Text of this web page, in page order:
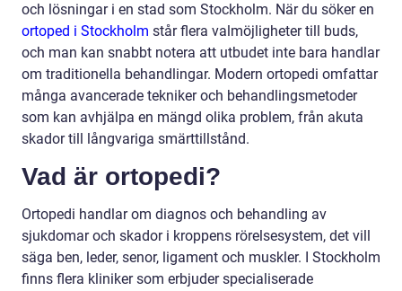
och lösningar i en stad som Stockholm. När du söker en
ortoped i Stockholm står flera valmöjligheter till buds,
och man kan snabbt notera att utbudet inte bara handlar
om traditionella behandlingar. Modern ortopedi omfattar
många avancerade tekniker och behandlingsmetoder
som kan avhjälpa en mängd olika problem, från akuta
skador till långvariga smärttillstånd.
Vad är ortopedi?
Ortopedi handlar om diagnos och behandling av
sjukdomar och skador i kroppens rörelsesystem, det vill
säga ben, leder, senor, ligament och muskler. I Stockholm
finns flera kliniker som erbjuder specialiserade